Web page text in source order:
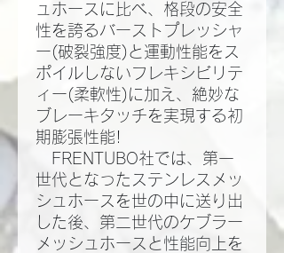
ュホースに比べ、格段の安全
性を誇るバーストプレッシャ
ー(破裂強度)と運動性能をス
ポイルしないフレキシビリテ
ィー(柔軟性)に加え、絶妙な
ブレーキタッチを実現する初
期膨張性能!​
FRENTUBO社では、第一
世代となったステンレスメッ
シュホースを世の中に送り出
した後、第二世代のケブラー
メッシュホースと性能向上を